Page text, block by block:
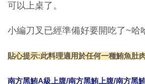
可以上桌了。
小編刀叉已經準備好要開吃了~哈
貼心提示:此料理適用於任何一種鮪魚肚
南方黑鮪A級上腹/南方黑鮪上腹/南方黑